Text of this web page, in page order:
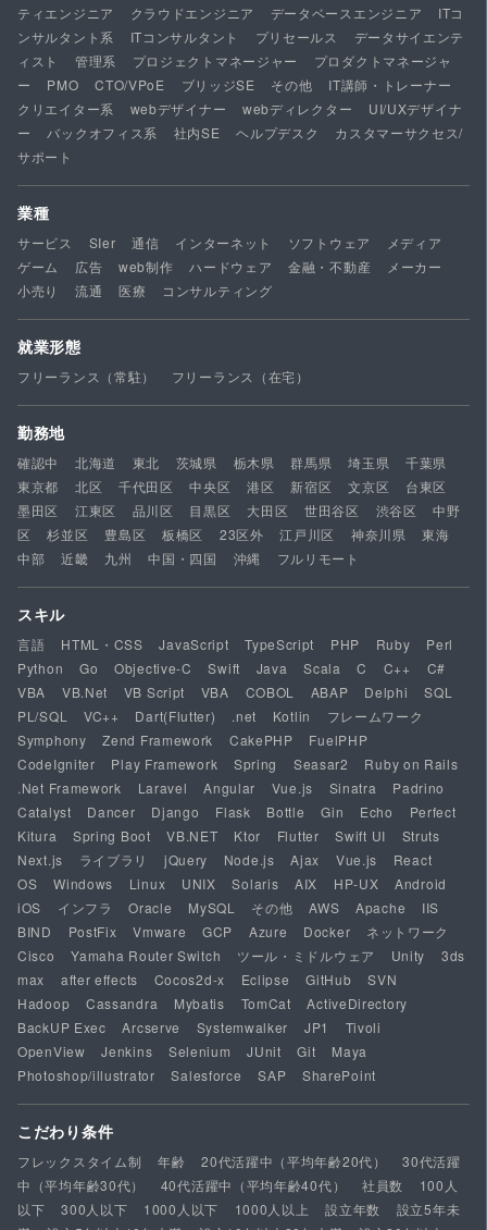
ティエンジニア
クラウドエンジニア データベースエンジニア
ITコ
ンサルタント系
ITコンサルタント プリセールス
データサイエンテ
ィスト
管理系 プロジェクトマネージャー
プロダクトマネージャ
ー
PMO CTO/VPoE ブリッジSE その他
IT講師・トレーナー
クリエイター系
webデザイナー webディレクター
UI/UXデザイナ
ー
バックオフィス系 社内SE ヘルプデスク
カスタマーサクセス/
サポート
業種
サービス SIer 通信 インターネット ソフトウェア
メディア
ゲーム
広告 web制作 ハードウェア 金融・不動産
メーカー
小売り
流通 医療 コンサルティング
就業形態
フリーランス（常駐） フリーランス（在宅）
勤務地
確認中 北海道 東北 茨城県 栃木県 群馬県 埼玉県
千葉県
東京都
北区 千代田区 中央区 港区 新宿区 文京区
台東区
墨田区
江東区 品川区 目黒区 大田区 世田谷区 渋谷区
中野
区
杉並区 豊島区 板橋区 23区外 江戸川区 神奈川県
東海
中部
近畿 九州 中国・四国 沖縄 フルリモート
スキル
言語 HTML・CSS JavaScript TypeScript PHP Ruby
Perl
Python
Go Objective-C Swift Java Scala C C++
C#
VBA
VB.Net VB Script VBA COBOL ABAP Delphi
SQL
PL/SQL
VC++ Dart(Flutter) .net Kotlin
フレームワーク
Symphony
Zend Framework CakePHP
FuelPHP
CodeIgniter
Play Framework Spring Seasar2
Ruby on Rails
.Net Framework
Laravel Angular Vue.js Sinatra
Padrino
Catalyst
Dancer Django Flask Bottle Gin Echo
Perfect
Kitura
Spring Boot VB.NET Ktor Flutter Swift UI
Struts
Next.js
ライブラリ jQuery Node.js Ajax Vue.js
React
OS
Windows Linux UNIX Solaris AIX HP-UX
Android
iOS
インフラ Oracle MySQL その他 AWS Apache
IIS
BIND
PostFix Vmware GCP Azure Docker
ネットワーク
Cisco
Yamaha Router Switch ツール・ミドルウェア Unity
3ds
max
after effects Cocos2d-x Eclipse GitHub
SVN
Hadoop
Cassandra Mybatis TomCat
ActiveDirectory
BackUP Exec
Arcserve Systemwalker JP1
Tivoli
OpenView
Jenkins Selenium JUnit Git
Maya
Photoshop/illustrator
Salesforce SAP SharePoint
こだわり条件
フレックスタイム制 年齢 20代活躍中（平均年齢20代）
30代活躍
中（平均年齢30代）
40代活躍中（平均年齢40代） 社員数
100人
以下
300人以下 1000人以下 1000人以上 設立年数
設立5年未